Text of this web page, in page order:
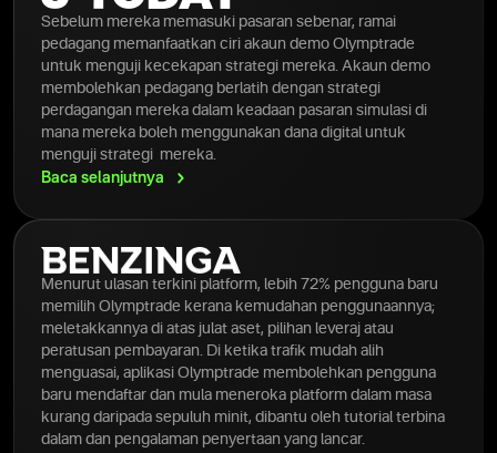
Sebelum mereka memasuki pasaran sebenar, ramai
pedagang memanfaatkan ciri akaun demo Olymptrade
untuk menguji kecekapan strategi mereka. Akaun demo
membolehkan pedagang berlatih dengan strategi
perdagangan mereka dalam keadaan pasaran simulasi di
mana mereka boleh menggunakan dana digital untuk
menguji strategi mereka.
Baca selanjutnya
Menurut ulasan terkini platform, lebih 72% pengguna baru
memilih Olymptrade kerana kemudahan penggunaannya;
meletakkannya di atas julat aset, pilihan leveraj atau
peratusan pembayaran. Di ketika trafik mudah alih
menguasai, aplikasi Olymptrade membolehkan pengguna
baru mendaftar dan mula meneroka platform dalam masa
kurang daripada sepuluh minit, dibantu oleh tutorial terbina
dalam dan pengalaman penyertaan yang lancar.